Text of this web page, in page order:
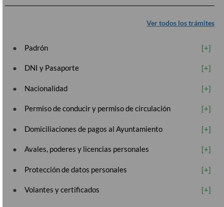
Ver todos los trámites
Padrón
DNI y Pasaporte
Nacionalidad
Permiso de conducir y permiso de circulación
Domiciliaciones de pagos al Ayuntamiento
Avales, poderes y licencias personales
Protección de datos personales
Volantes y certificados